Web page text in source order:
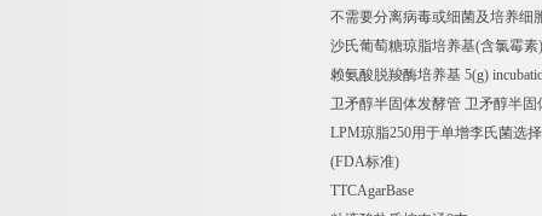
不需要分离病毒或细菌及培养细
沙氏葡萄糖琼脂培养基(含氯霉素
赖氨酸脱羧酶培养基 5(g)
卫矛醇半固体发酵管 卫矛醇半固
LPM琼脂250用于单增李氏菌选
(FDA标准)
TTCAgarBase